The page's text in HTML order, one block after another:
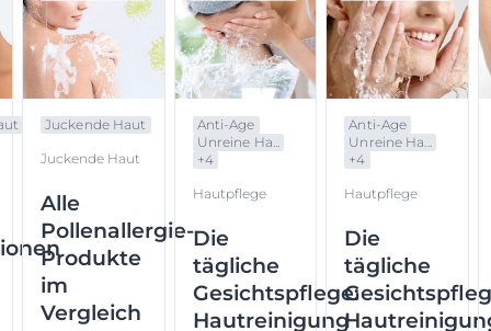
Juckende Haut
Juckende Haut
Alle
Pollenallergie-
Produkte
im
Vergleich
Anti-Age
Unreine Ha...
+4
Hautpflege
Die
tägliche
Gesichtspflege:
Hautreinigung
Anti-Age
Unreine Ha...
+4
Hautpflege
Die
tägliche